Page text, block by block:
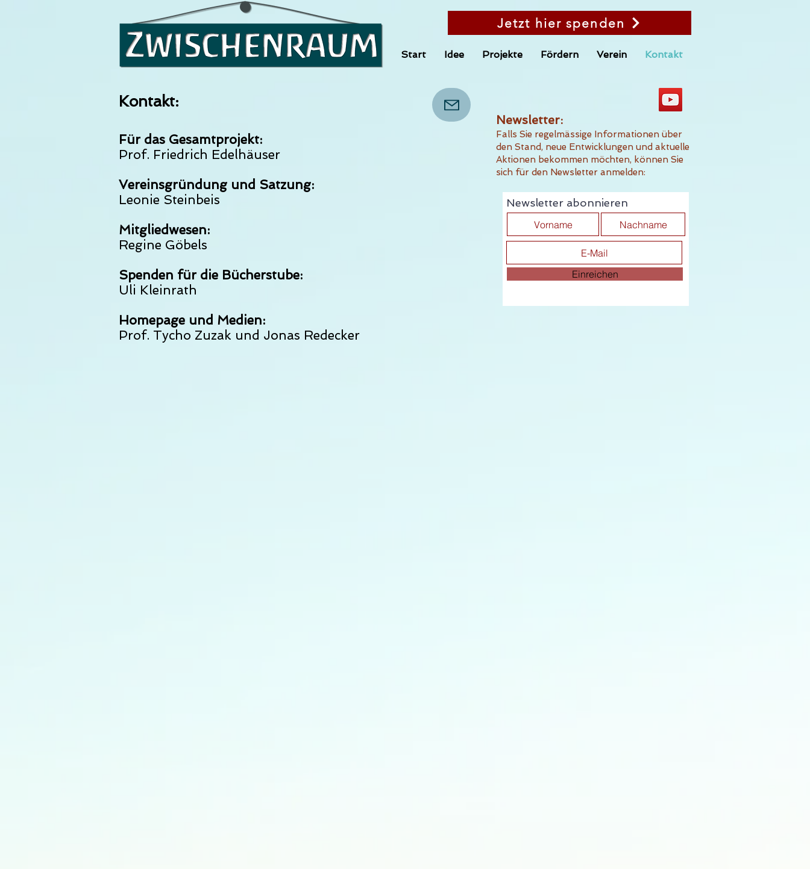
Start Idee Projekte Fördern Verein Kontakt
Jetzt hier spenden
Kontakt:
Für das Gesamtprojekt:
Prof. Friedrich Edelhäuser
Vereinsgründung und Satzung:
Leonie Steinbeis
Mitgliedwesen:
Regine Göbels
Spenden für die Bücherstube:
Uli Kleinrath
Homepage und Medien:
Prof. Tycho Zuzak und Jonas Redecker
Newsletter:
Falls Sie regelmässige Informationen über
den Stand, neue Entwicklungen und aktuelle
Aktionen bekommen möchten, können Sie
sich für den Newsletter anmelden:
Newsletter abonnieren
Einreichen